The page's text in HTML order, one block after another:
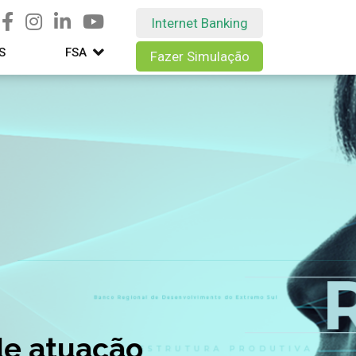
FSA
Internet Banking
Fazer Simulação